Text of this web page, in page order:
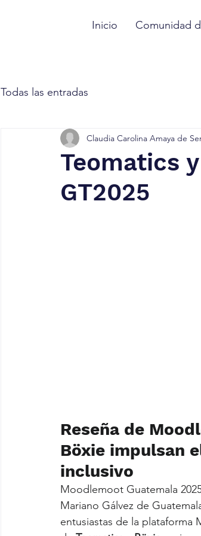
Inicio Comunidad
Todas las entradas
Teomatics
GT2025
Claudia Carolina Amaya de
Reseña de
Böxie impulsan
inclusivo
Moodlemoot Guatemala
Mariano Gálvez de
entusiastas de la